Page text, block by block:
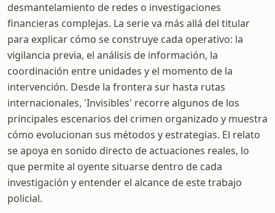
desmantelamiento de redes o investigaciones
financieras complejas. La serie va más allá del titular
para explicar cómo se construye cada operativo: la
vigilancia previa, el análisis de información, la
coordinación entre unidades y el momento de la
intervención. Desde la frontera sur hasta rutas
internacionales, 'Invisibles' recorre algunos de los
principales escenarios del crimen organizado y muestra
cómo evolucionan sus métodos y estrategias. El relato
se apoya en sonido directo de actuaciones reales, lo
que permite al oyente situarse dentro de cada
investigación y entender el alcance de este trabajo
policial.